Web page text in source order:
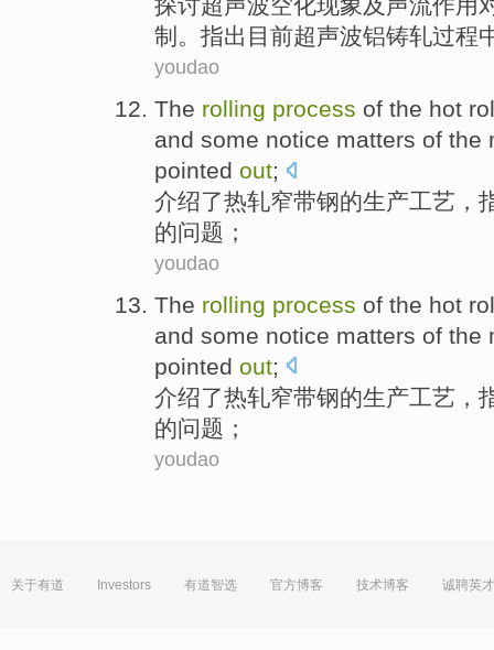
制 。指出目前超声波铝铸轧过程
youdao
The rolling process of the hot
and some notice matters of the
pointed out;
介绍了热轧窄带钢的生产工艺 ，
的问题 ；
youdao
The rolling process of the hot
and some notice matters of the
pointed out;
介绍了热轧窄带钢的生产工艺 ，
的问题 ；
youdao
关于有道 Investors 有道智选 官方博客 技术博客 诚聘英才